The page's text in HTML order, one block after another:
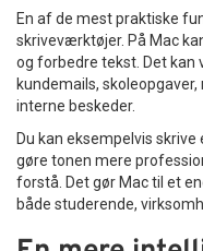
En af de mest praktiske
skriveværktøjer. På Mac
og forbedre tekst. Det kan
kundemails,
interne beskeder.
Du kan eksempelvis
gøre tonen mere
forstå. Det gør Mac til et
både studerende,